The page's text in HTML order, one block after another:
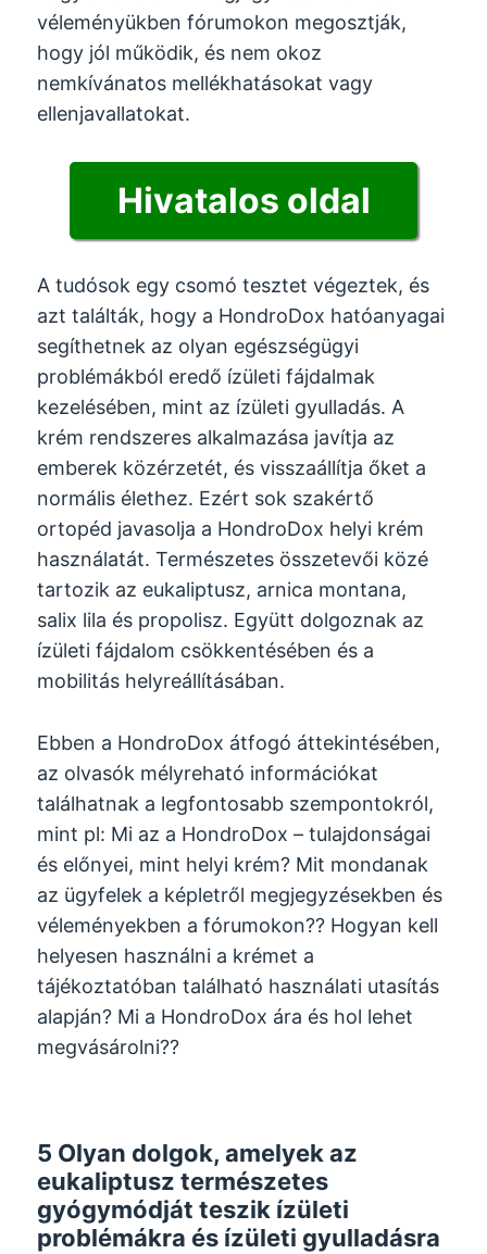
véleményükben fórumokon megosztják,
hogy jól működik, és nem okoz
nemkívánatos mellékhatásokat vagy
ellenjavallatokat.
Hivatalos oldal
A tudósok egy csomó tesztet végeztek, és
azt találták, hogy a HondroDox hatóanyagai
segíthetnek az olyan egészségügyi
problémákból eredő ízületi fájdalmak
kezelésében, mint az ízületi gyulladás. A
krém rendszeres alkalmazása javítja az
emberek közérzetét, és visszaállítja őket a
normális élethez. Ezért sok szakértő
ortopéd javasolja a HondroDox helyi krém
használatát. Természetes összetevői közé
tartozik az eukaliptusz, arnica montana,
salix lila és propolisz. Együtt dolgoznak az
ízületi fájdalom csökkentésében és a
mobilitás helyreállításában.
Ebben a HondroDox átfogó áttekintésében,
az olvasók mélyreható információkat
találhatnak a legfontosabb szempontokról,
mint pl: Mi az a HondroDox – tulajdonságai
és előnyei, mint helyi krém? Mit mondanak
az ügyfelek a képletről megjegyzésekben és
véleményekben a fórumokon?? Hogyan kell
helyesen használni a krémet a
tájékoztatóban található használati utasítás
alapján? Mi a HondroDox ára és hol lehet
megvásárolni??
5 Olyan dolgok, amelyek az
eukaliptusz természetes
gyógymódját teszik ízületi
problémákra és ízületi gyulladásra